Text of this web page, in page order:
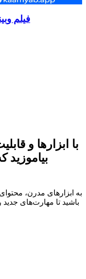
فیلم
با ابزارها و
به ابزارهای مدرن،
باشید تا مهارت‌های جدید